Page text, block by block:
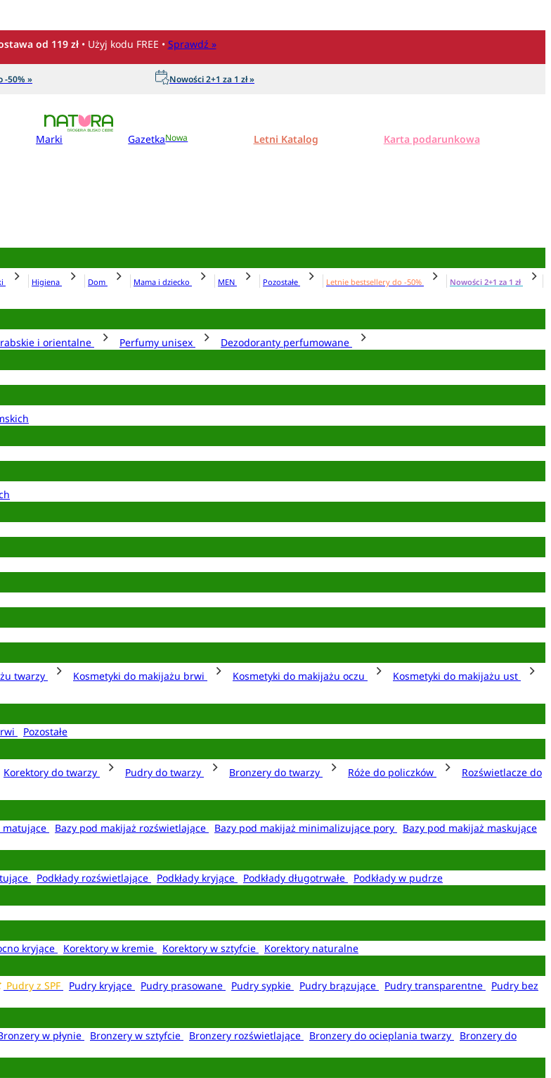
od 119 zł • Użyj kodu FREE • Sprawdź »
-50% » Nowości 2+1 za 1 zł »
Marki GazetkaNowa Letni Katalog Karta podarunkowa
Higiena Dom Mama i dziecko MEN Pozostałe Letnie bestsellery do -50%
Nowości 2+1 za 1 zł
i orientalne Perfumy unisex
Dezodoranty perfumowane
twarzy Kosmetyki do makijażu brwi Kosmetyki do makijażu oczu
Kosmetyki do makijażu ust
Pozostałe
Korektory do twarzy Pudry do twarzy Bronzery do twarzy Róże do policzków
Rozświetlacze do
matujące Bazy pod makijaż rozświetlające Bazy pod makijaż minimalizujące pory
Bazy pod makijaż maskujące
Podkłady rozświetlające Podkłady kryjące Podkłady długotrwałe
Podkłady w pudrze
kryjące Korektory w kremie Korektory w sztyfcie
Korektory naturalne
Pudry z SPF Pudry kryjące Pudry prasowane Pudry sypkie Pudry brązujące Pudry transparentne
Pudry bez
w płynie Bronzery w sztyfcie Bronzery rozświetlające Bronzery do ocieplania twarzy
Bronzery do